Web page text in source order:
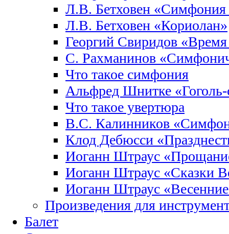
Л.В. Бетховен
Л.В. Бетховен «Кориолан»
Георгий Свиридов
С. Рахманинов
Что такое симфония
Альфред Шнитке
Что такое увертюра
В.С. Калинников
Клод Дебюсси
Иоганн Штраус
Иоганн Штраус «Сказки
Иоганн Штраус «Весенние
Произведения для
Балет